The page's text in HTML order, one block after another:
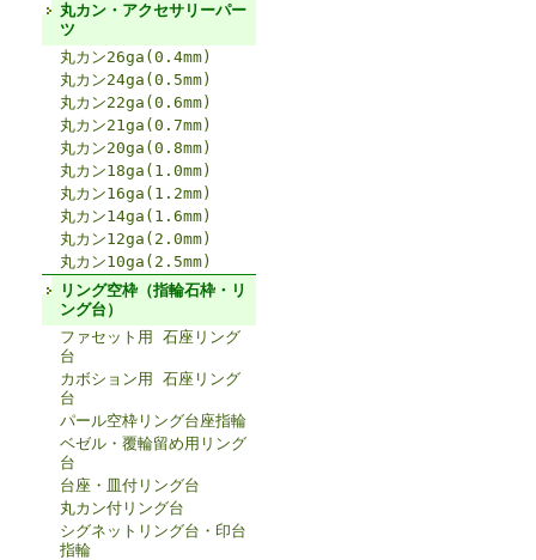
丸カン・アクセサリーパー
ツ
丸カン26ga(0.4mm)
丸カン24ga(0.5mm)
丸カン22ga(0.6mm)
丸カン21ga(0.7mm)
丸カン20ga(0.8mm)
丸カン18ga(1.0mm)
丸カン16ga(1.2mm)
丸カン14ga(1.6mm)
丸カン12ga(2.0mm)
丸カン10ga(2.5mm)
リング空枠（指輪石枠・リ
ング台）
ファセット用 石座リング
台
カボション用 石座リング
台
パール空枠リング台座指輪
ベゼル・覆輪留め用リング
台
台座・皿付リング台
丸カン付リング台
シグネットリング台・印台
指輪